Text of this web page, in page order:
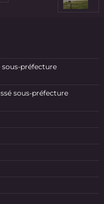
sous-préfecture
sous-préfecture